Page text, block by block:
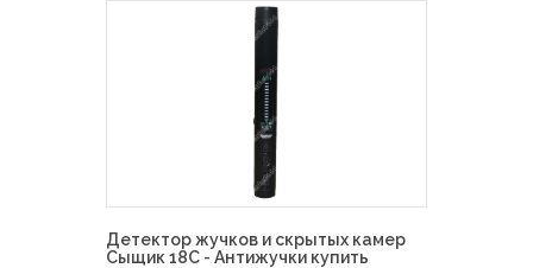
Детектор жучков и скрытых камер
Сыщик 18C - Антижучки купить